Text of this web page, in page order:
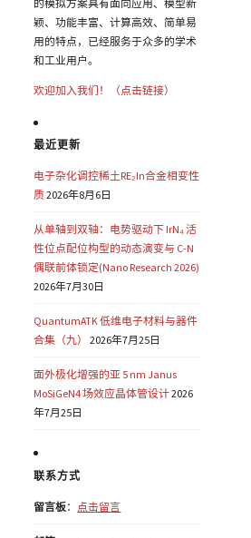
的模拟方案具有面向应用、模型新
颖、功能丰富、计算高效、简单易
用的特点，已经服务于众多的学术
和工业用户。
欢迎加入我们！（点击链接）
最近更新
电子杂化调控稀土RE₂In合金相变性
质2026年8月6日
从单轴到双轴：电势驱动下 IrN₄ 活
性位点配位构型的动态演变与 C-N
偶联前体锁定(Nano Research 2026)
2026年7月30日
QuantumATK 低维电子材料与器件
合集（九）
2026年7月25日
面外极化增强的亚 5 nm Janus
MoSiGeN4 场效应晶体管设计2026
年7月25日
联系方式
留言板： 点击留言